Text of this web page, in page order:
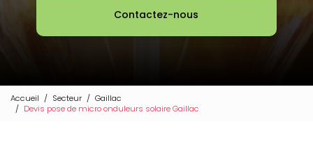
Contactez-nous
Accueil Secteur
Gaillac
Devis pose de micro onduleurs solaire Gaillac